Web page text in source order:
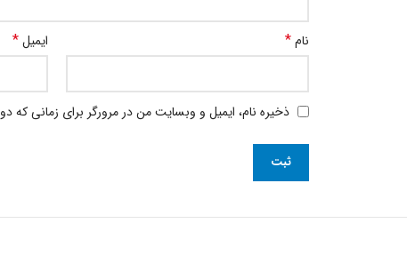
نام* ایمیل*
ذخیره نام، ایمیل و وبسایت من در مرورگر برای زمانی که